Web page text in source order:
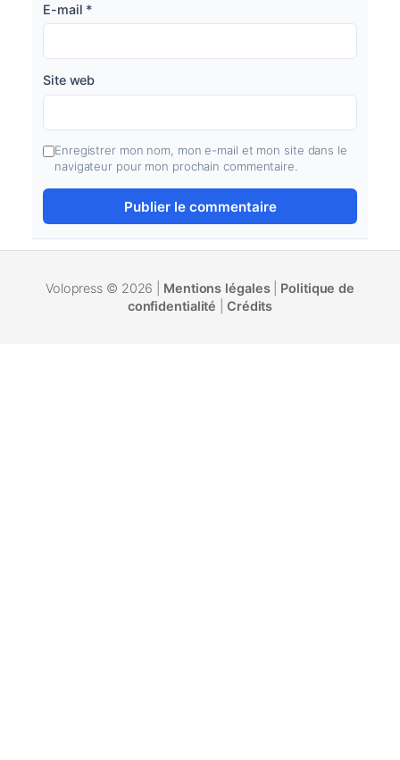
E-mail *
Site web
Enregistrer mon nom, mon e-mail et mon site dans le
navigateur pour mon prochain commentaire.
Volopress © 2026 | Mentions légales| Politique de
confidentialité
Crédits